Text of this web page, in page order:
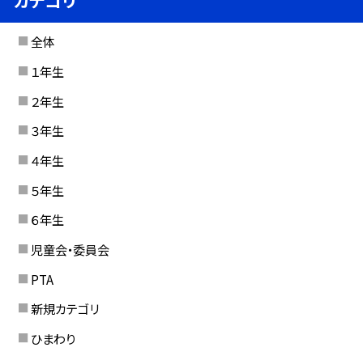
全体
１年生
２年生
３年生
４年生
５年生
６年生
児童会・委員会
PTA
新規カテゴリ
ひまわり